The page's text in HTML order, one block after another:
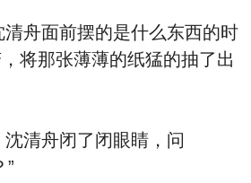
舟面前摆的是什么东西的时
将那张薄薄的纸猛的抽了出
清舟闭了闭眼睛，问
”